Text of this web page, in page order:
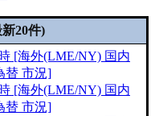
20件)
[海外(LME/NY) 国内
替 市況]
[海外(LME/NY) 国内
替 市況]